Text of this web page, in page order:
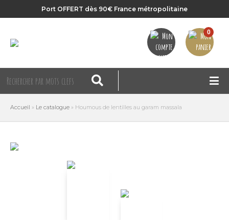
Port OFFERT dès 90€ France métropolitaine
0
Accueil » Le catalogue » Houmous de lentilles au garam massala